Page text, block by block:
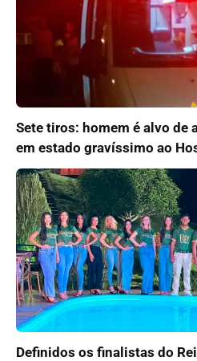
Sete tiros: homem é alvo de
em estado gravíssimo ao
Definidos os finalistas do